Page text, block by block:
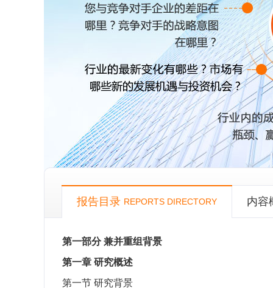
报告目录 REPORTS DIRECTORY 内容
第一部分 兼并重组背景
第一章 研究概述
第一节 研究背景